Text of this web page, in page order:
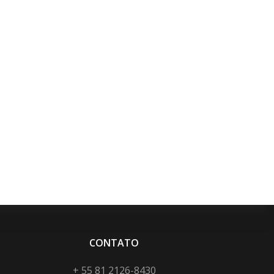
CONTATO
+ 55 81 2126-8430